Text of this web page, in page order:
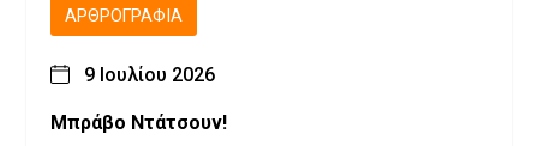
ΑΡΘΡΟΓΡΑΦΊΑ
9 Ιουλίου 2026
Μπράβο Ντάτσουν!